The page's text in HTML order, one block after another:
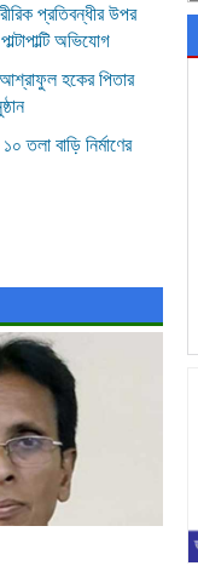
প্রতিবন্ধীর উপর
অভিযোগ
হকের পিতার
তলা বাড়ি নির্মাণের